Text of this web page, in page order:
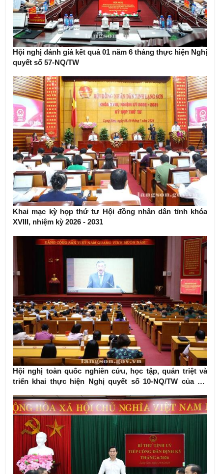
Hội nghị đánh giá kết quả 01 năm 6 tháng thực hiện Nghị
quyết số 57-NQ/TW
Khai mạc kỳ họp thứ tư Hội đồng nhân dân tỉnh khóa
XVIII, nhiệm kỳ 2026 - 2031
Hội nghị toàn quốc nghiên cứu, học tập, quán triệt và
triển khai thực hiện Nghị quyết số 10-NQ/TW của Bộ